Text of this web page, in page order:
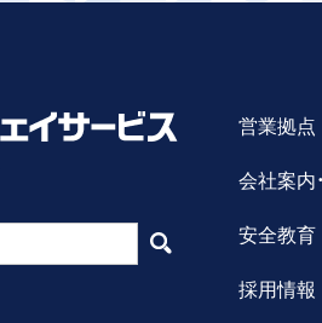
営業拠点
会社案内
安全教育
採用情報